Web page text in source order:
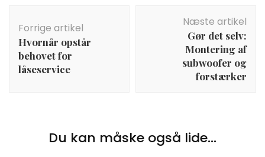
Forrige artikel
Hvornår opstår
behovet for
låseservice
Næste artikel
Gør det selv:
Montering af
subwoofer og
forstærker
Du kan måske også lide...